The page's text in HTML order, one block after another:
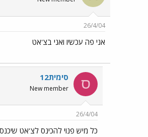
26/4/04
אני פה עכשיו ואני בצ'אט
ס סימית12
New member
26/4/04
כל מיש פנוי להכינס לצ'אט שיכנס